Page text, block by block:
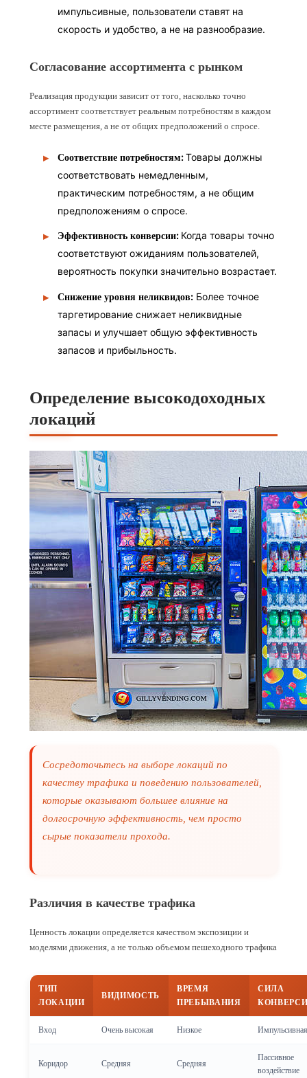
импульсивные, пользователи ставят на
скорость и удобство, а не на разнообразие.
Согласование ассортимента с рынком
Реализация продукции зависит от того, насколько точно
ассортимент соответствует реальным потребностям в каждом
месте размещения, а не от общих предположений о спросе.
Соответствие потребностям:Товары должны
соответствовать немедленным,
практическим потребностям, а не общим
предположениям о спросе.
Эффективность конверсии: Когда товары точно
соответствуют ожиданиям пользователей,
вероятность покупки значительно возрастает.
Снижение уровня неликвидов: Более точное
таргетирование снижает неликвидные
запасы и улучшает общую эффективность
запасов и прибыльность.
Определение высокодоходных
локаций
Сосредоточьтесь на выборе локаций по
качеству трафика и поведению пользователей,
которые оказывают большее влияние на
долгосрочную эффективность, чем просто
сырые показатели прохода.
Различия в качестве трафика
Ценность локации определяется качеством экспозиции и
моделями движения, а не только объемом пешеходного трафика
ТИП
ЛОКАЦИИ
ВИДИМОСТЬ
ВРЕМЯ
ПРЕБЫВАНИЯ
СИЛА
Вход Очень высокая Низкое
Коридор Средняя Средняя
Пассивное
воздействие